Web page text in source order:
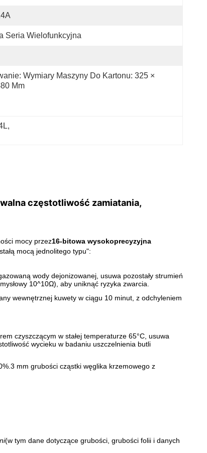
Seria Wielofunkcyjna
Wymiary Maszyny Do Kartonu: 325 ×
Mm
,
częstotliwość zamiatania,
mocy przez16-bitowa wysokoprecyzyjna
mocą jednolitego typu":
wody dejonizowanej, usuwa pozostały strumień
10^10Ω), aby uniknąć ryzyka zwarcia.
wewnętrznej kuwety w ciągu 10 minut, z odchyleniem
czyszczącym w stałej temperaturze 65°C, usuwa
wycieku w badaniu uszczelnienia butli
mm grubości cząstki węglika krzemowego z
(w tym dane dotyczące grubości, grubości folii i danych